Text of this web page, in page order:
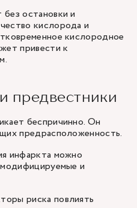
остановки и
кислорода и
кислородное
привести к
предвестники
беспричинно. Он
предрасположенность.
инфаркта можно
и
риска повлиять